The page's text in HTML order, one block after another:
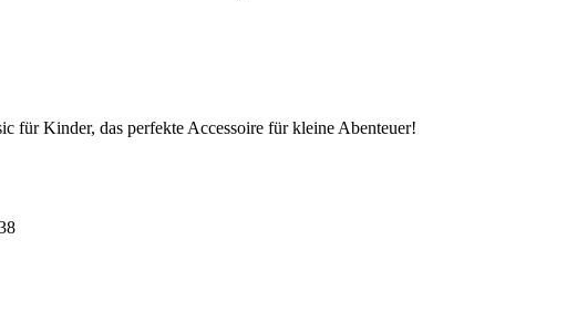
für Kinder, das perfekte Accessoire für kleine Abenteuer!